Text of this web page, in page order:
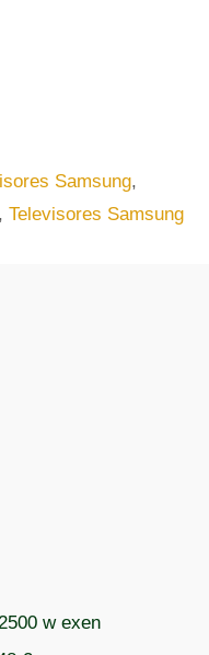
Samsung,
, Televisores Samsung
w exen